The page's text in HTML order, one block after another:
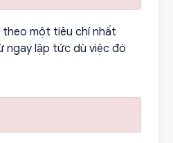
theo một tiêu chí nhất
ngay lập tức dù việc đó